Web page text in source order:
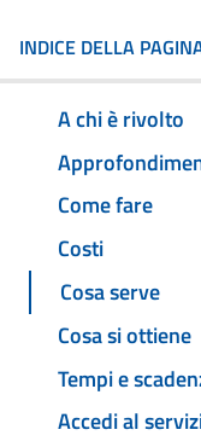
INDICE DELLA
A chi è rivolto
Come fare
Costi
Cosa serve
Cosa si ottiene
Tempi e
Accedi al